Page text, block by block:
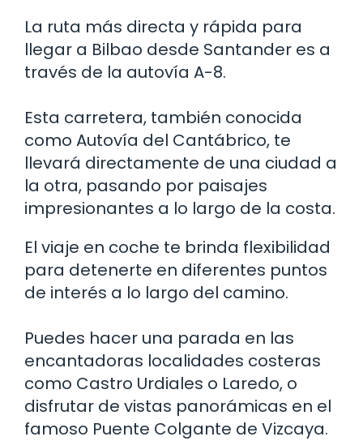
La ruta más directa y rápida para
llegar a Bilbao desde Santander es a
través de la autovía A-8.
Esta carretera, también conocida
como Autovía del Cantábrico, te
llevará directamente de una ciudad a
la otra, pasando por paisajes
impresionantes a lo largo de la costa.
El viaje en coche te brinda flexibilidad
para detenerte en diferentes puntos
de interés a lo largo del camino.
Puedes hacer una parada en las
encantadoras localidades costeras
como Castro Urdiales o Laredo, o
disfrutar de vistas panorámicas en el
famoso Puente Colgante de Vizcaya.